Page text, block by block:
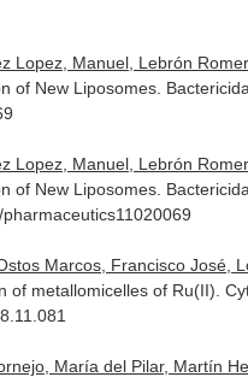
Lopez, Manuel, Lebrón
of New Liposomes.
Lopez, Manuel, Lebrón
of New Liposomes.
Marcos, Francisco José,
of metallomicelles of Ru(II).
María del Pilar, Martín